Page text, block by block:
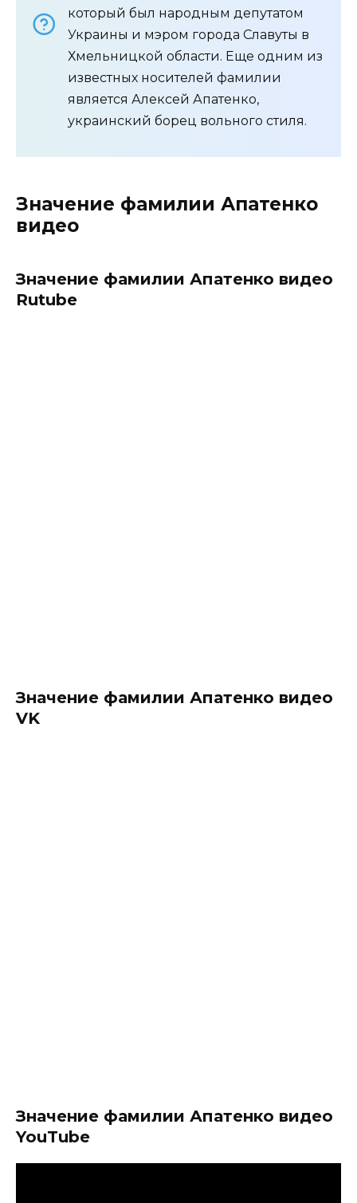
который был народным депутатом
Украины и мэром города Славуты в
Хмельницкой области. Еще одним из
известных носителей фамилии
является Алексей Апатенко,
украинский борец вольного стиля.
Значение фамилии Апатенко
видео
Значение фамилии Апатенко видео
Rutube
Значение фамилии Апатенко видео
VK
Значение фамилии Апатенко видео
YouTube